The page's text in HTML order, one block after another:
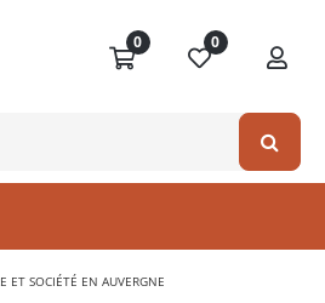
0 0
ET SOCIÉTÉ EN AUVERGNE